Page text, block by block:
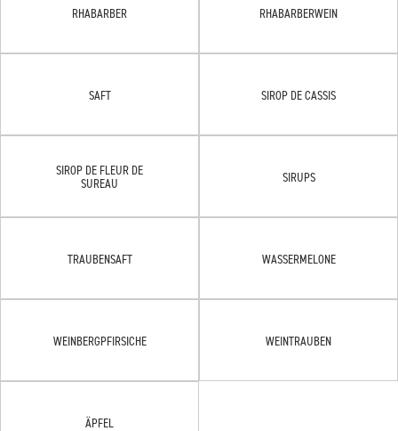
RHABARBER RHABARBERWEIN
SAFT SIROP DE CASSIS
SIROP DE FLEUR DE
SUREAU
SIRUPS
TRAUBENSAFT WASSERMELONE
WEINBERGPFIRSICHE WEINTRAUBEN
ÄPFEL